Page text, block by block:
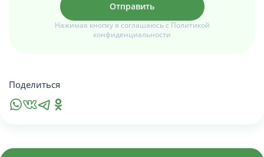
Нажимая кнопку я соглашаюсь с Политикой
конфиденциальности
Поделиться